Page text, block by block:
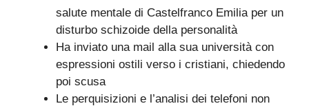
salute mentale di Castelfranco Emilia per un
disturbo schizoide della personalità
Ha inviato una mail alla sua università con
espressioni ostili verso i cristiani, chiedendo
poi scusa
Le perquisizioni e l’analisi dei telefoni non